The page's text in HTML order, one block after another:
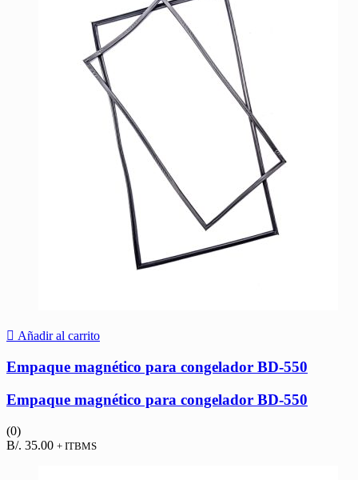
Añadir al carrito
Empaque magnético para congelador BD-550
Empaque magnético para congelador BD-550
(0)
B/. 35.00 + ITBMS